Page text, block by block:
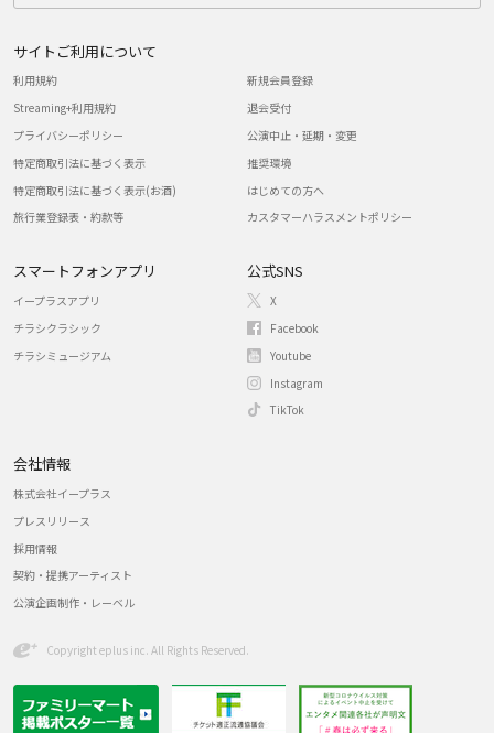
サイトご利用について
利用規約
Streaming+利用規約
プライバシーポリシー
特定商取引法に基づく表示
特定商取引法に基づく表示(お酒)
旅行業登録表・約款等
新規会員登録
退会受付
公演中止・延期・変更
推奨環境
はじめての方へ
カスタマーハラスメントポリシー
スマートフォンアプリ
イープラスアプリ
チラシクラシック
チラシミュージアム
公式SNS
X
Facebook
Youtube
Instagram
TikTok
会社情報
株式会社イープラス
プレスリリース
採用情報
契約・提携アーティスト
公演企画制作・レーベル
Copyright eplus inc. All Rights Reserved.